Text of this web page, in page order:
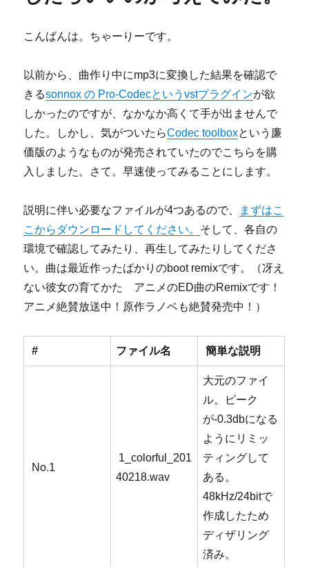
に
い
ま
し
た。
に
こんばんは。ちゃーりーです。
以前から、曲作り中にmp3に変換した結果を確認で
きるsonnox の Pro-Codecというvstプラグインが欲
しかったのですが、なかなか高くて手が出ませんで
した。しかし、気がついたらCodec toolboxという廉
価版のようなものが発売されていたのでこちらを購
入しました。さて。早速使ってみることにします。
説明に伴い必要なファイルが4つあるので、
まずはこ
こからダウンロードしてください。 そして、各自の
環境で確認してみたり、再生してみたりしてくださ
い。曲は最近作ったばかりのboot remixです。（冴え
ない彼女の育てかた アニメのED曲のRemixです！
アニメ絶賛放送中！原作ラノベも絶賛発売中！）
# ファイル名 簡単な説明
No.1
1_colorful_201
40218.wav
大元のファイ
ル。ピーク
が-0.3dbになる
ようにリミッ
ティングして
ある。
48kHz/24bitで
作成したため
ディザリング
済み。